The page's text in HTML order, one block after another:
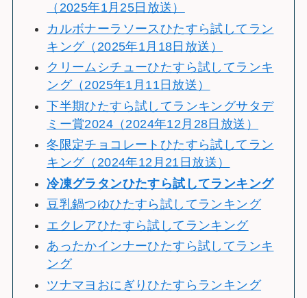
（2025年1月25日放送）
カルボナーラソースひたすら試してラン
キング（2025年1月18日放送）
クリームシチューひたすら試してランキ
ング（2025年1月11日放送）
下半期ひたすら試してランキングサタデ
ミー賞2024（2024年12月28日放送）
冬限定チョコレートひたすら試してラン
キング（2024年12月21日放送）
冷凍グラタンひたすら試してランキング
豆乳鍋つゆひたすら試してランキング
エクレアひたすら試してランキング
あったかインナーひたすら試してランキ
ング
ツナマヨおにぎりひたすらランキング